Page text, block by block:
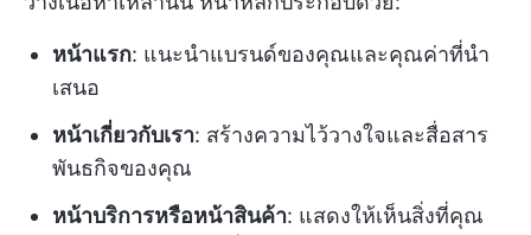
หน้าแรก: แนะนำแบรนด์ของคุณและคุณค่าที่นำ
เสนอ
หน้าเกี่ยวกับเรา: สร้างความไว้วางใจและสื่อสาร
พันธกิจของคุณ
หน้าบริการหรือหน้าสินค้า: แสดงให้เห็นสิ่งที่คุณ